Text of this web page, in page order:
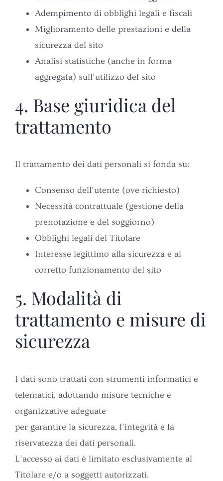
Adempimento di obblighi legali e fiscali
Miglioramento delle prestazioni e della
sicurezza del sito
Analisi statistiche (anche in forma
aggregata) sull’utilizzo del sito
4. Base giuridica del
trattamento
Il trattamento dei dati personali si fonda su:
Consenso dell’utente (ove richiesto)
Necessità contrattuale (gestione della
prenotazione e del soggiorno)
Obblighi legali del Titolare
Interesse legittimo alla sicurezza e al
corretto funzionamento del sito
5. Modalità di
trattamento e misure di
sicurezza
I dati sono trattati con strumenti informatici e
telematici, adottando misure tecniche e
organizzative adeguate
per garantire la sicurezza, l’integrità e la
riservatezza dei dati personali.
L’accesso ai dati è limitato esclusivamente al
Titolare e/o a soggetti autorizzati.